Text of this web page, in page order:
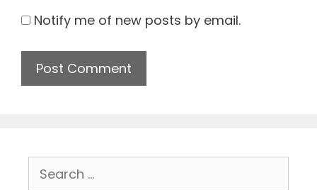
Notify me of new posts by email.
for: